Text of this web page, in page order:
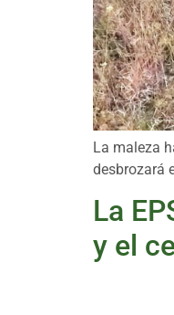
La maleza
desbrozará
La
y el